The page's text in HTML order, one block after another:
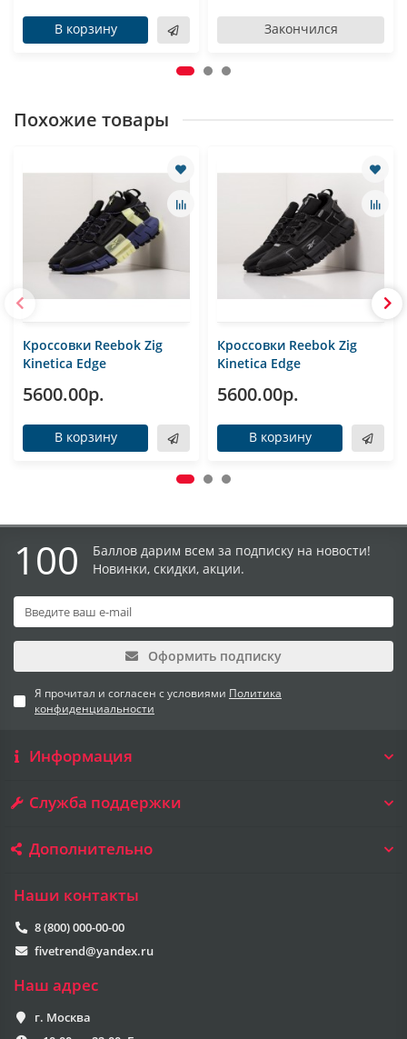
В корзину Закончился
Похожие товары
Кроссовки Reebok Zig
Kinetica Edge
5600.00р.
В корзину
Кроссовки Reebok Zig
Kinetica Edge
5600.00р.
В корзину
100
Баллов дарим всем за подписку на новости!
Новинки, скидки, акции.
Оформить подписку
Я прочитал и согласен с условиями Политика
конфиденциальности
Информация
Служба поддержки
Дополнительно
Наши контакты
8 (800) 000-00-00
fivetrend@yandex.ru
Наш адрес
г. Москва